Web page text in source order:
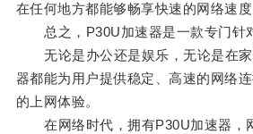
在任何地方都能够畅享快速的网络速度
总之，P30U加速器是一款专门针
无论是办公还是娱乐，无论是在家
器都能为用户提供稳定、高速的网络
的上网体验。
在网络时代，拥有P30U加速器，